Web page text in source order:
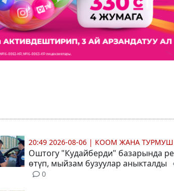
20:49 2026-08-06 | КООМ ЖАНА ТУРМУШ
Оштогу "Кудайберди" базарында
өтүп, мыйзам бузуулар аныкталды
0